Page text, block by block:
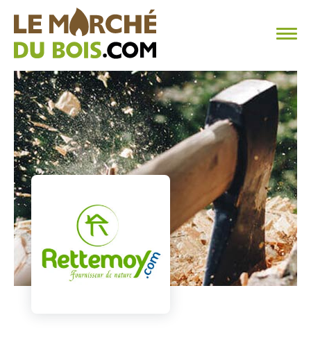
CHAUFFAGE AU BOIS
FAQ
CALCULER SA CONSOMMATION
TROUVER SON FOURNISSEUR
BLOG
ESPACE PRO